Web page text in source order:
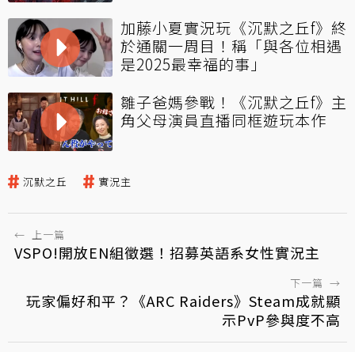
加藤小夏實況玩《沉默之丘f》終
於通關一周目！稱「與各位相遇
是2025最幸福的事」
雛子爸媽參戰！《沉默之丘f》主
角父母演員直播同框遊玩本作
沉默之丘 實況主
← 上一篇
VSPO!開放EN組徵選！招募英語系女性實況主
下一篇 →
玩家偏好和平？《ARC Raiders》Steam成就顯
示PvP參與度不高